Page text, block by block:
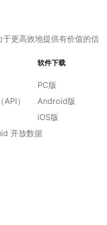
更高效地提供有价值的信
）
开放数据
软件下载
PC版
Android版
iOS版